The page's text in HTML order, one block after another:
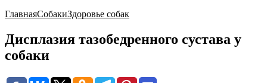
ГлавнаяСобакиЗдоровье собак
Дисплазия тазобедренного сустава у
собаки